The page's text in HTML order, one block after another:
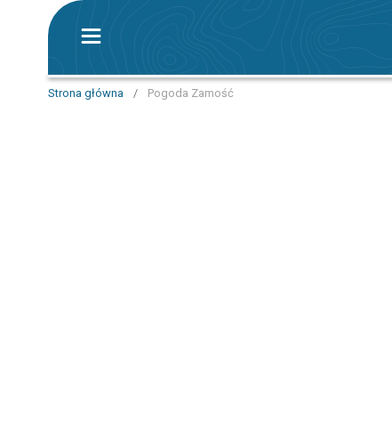
Strona główna / Pogoda Zamość